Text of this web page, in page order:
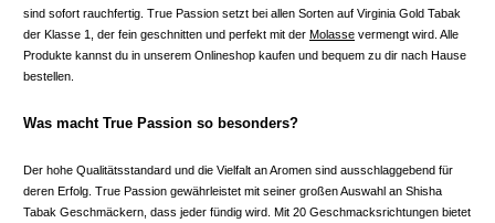
sind sofort rauchfertig. True Passion setzt bei allen Sorten auf Virginia Gold Tabak
der Klasse 1, der fein geschnitten und perfekt mit der Molasse vermengt wird. Alle
Produkte kannst du in unserem Onlineshop kaufen und bequem zu dir nach Hause
bestellen.
Was macht True Passion so besonders?
Der hohe Qualitätsstandard und die Vielfalt an Aromen sind ausschlaggebend für
deren Erfolg. True Passion gewährleistet mit seiner großen Auswahl an Shisha
Tabak Geschmäckern, dass jeder fündig wird. Mit 20 Geschmacksrichtungen bietet